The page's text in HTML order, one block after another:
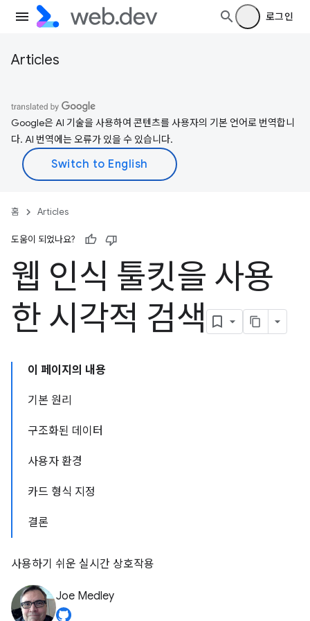
로그인
Articles
Google은 AI 기술을 사용하여 콘텐츠를 사용자의 기본 언어로 번역합니
다. AI 번역에는 오류가 있을 수 있습니다.
홈 Articles
도움이 되었나요?
웹 인식 툴킷을 사용
한 시각적 검색
이 페이지의 내용
기본 원리
구조화된 데이터
사용자 환경
카드 형식 지정
결론
사용하기 쉬운 실시간 상호작용
Joe Medley